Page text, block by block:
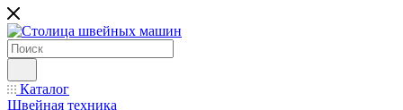
Каталог
Швейная техника